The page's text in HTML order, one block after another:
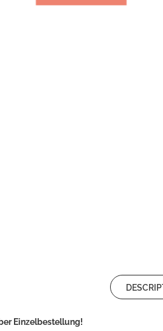
Einzelbestellung!